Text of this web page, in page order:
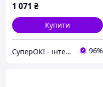
1 071 ₴
Купити
СуперОК! - інтернет-магазин товарів для дому та роботи 96%